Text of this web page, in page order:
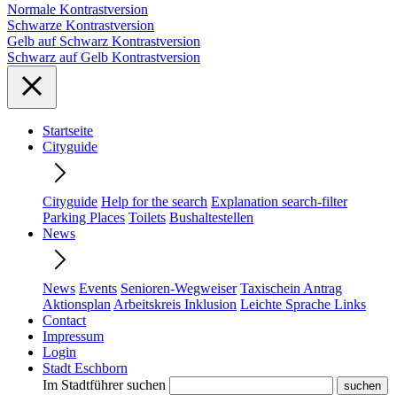
Normale Kontrastversion
Schwarze Kontrastversion
Gelb auf Schwarz Kontrastversion
Schwarz auf Gelb Kontrastversion
Startseite
Cityguide
Cityguide Help for the search Explanation search-filter
Parking Places Toilets Bushaltestellen
News
News Events Senioren-Wegweiser Taxischein Antrag
Aktionsplan Arbeitskreis Inklusion Leichte Sprache Links
Contact
Impressum
Login
Stadt Eschborn
Im Stadtführer suchen